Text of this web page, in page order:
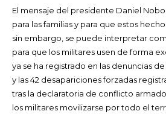
El mensaje del presidente Daniel
para las familias y para que estos
sin embargo, se puede interpretar
para que los militares usen de forma
ya se ha registrado en las denuncias
y las 42 desapariciones forzadas
tras la declaratoria de conflicto
los militares movilizarse por todo el